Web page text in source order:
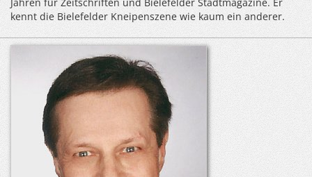
kennt die Bielefelder Kneipenszene wie kaum ein anderer.